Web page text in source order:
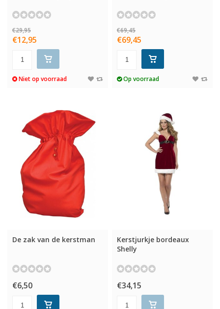
€29,95
€12,95
Niet op voorraad
€69,45
€69,45
Op voorraad
De zak van de kerstman
€6,50
Kerstjurkje bordeaux
Shelly
€34,15